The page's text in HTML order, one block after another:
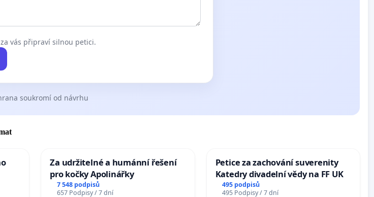
vás připraví silnou petici.
soukromí od návrhu
Za udržitelné a humánní řešení
pro kočky Apolinářky
7 548 podpisů
657 Podpisy / 7 dní
Petice za zachování suverenity
Katedry divadelní vědy na FF UK
495 podpisů
495 Podpisy / 7 dní